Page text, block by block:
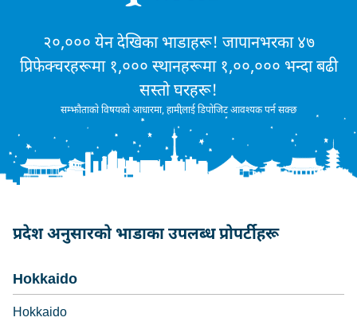
२०,००० येन देखिका भाडाहरू! जापानभरका ४७
प्रिफेक्चरहरूमा १,००० स्थानहरूमा १,००,००० भन्दा बढी
सस्तो घरहरू!
सम्झौताको विषयको आधारमा, हामीलाई डिपोजिट आवश्यक पर्न सक्छ
प्रदेश अनुसारको भाडाका उपलब्ध प्रोपर्टीहरू
Hokkaido
Hokkaido